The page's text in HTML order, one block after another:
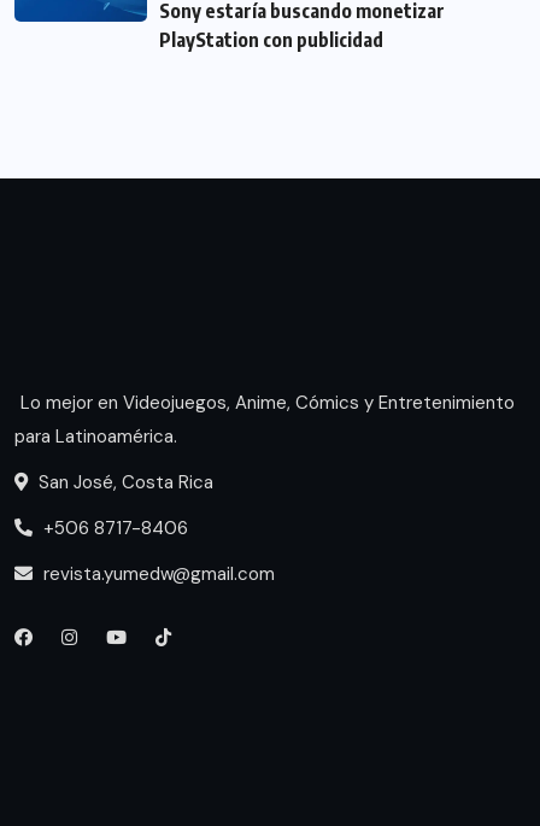
Sony estaría buscando monetizar
PlayStation con publicidad
Lo mejor en Videojuegos, Anime, Cómics y Entretenimiento
para Latinoamérica.
San José, Costa Rica
+506 8717-8406
revista.yumedw@gmail.com